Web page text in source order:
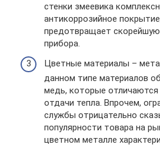
стенки змеевика
антикоррозийное
предотвращает скорейшую
прибора.
Цветные материалы –
данном типе материалов
медь, которые
отдачи тепла. Впрочем,
службы отрицательно
популярности товара на
цветном металле